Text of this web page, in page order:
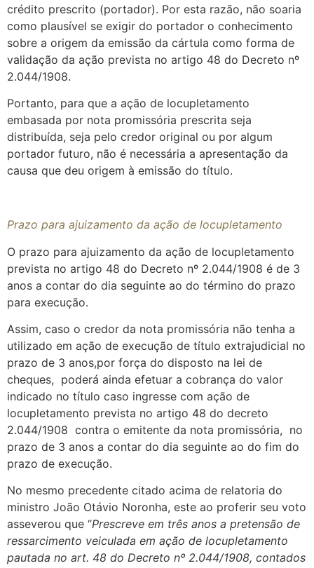
crédito prescrito (portador). Por esta razão, não soaria
como plausível se exigir do portador o conhecimento
sobre a origem da emissão da cártula como forma de
validação da ação prevista no artigo 48 do Decreto nº
2.044/1908.
Portanto, para que a ação de locupletamento
embasada por nota promissória prescrita seja
distribuída, seja pelo credor original ou por algum
portador futuro, não é necessária a apresentação da
causa que deu origem à emissão do título.
Prazo para ajuizamento da ação de locupletamento
O prazo para ajuizamento da ação de locupletamento
prevista no artigo 48 do Decreto nº 2.044/1908 é de 3
anos a contar do dia seguinte ao do término do prazo
para execução.
Assim, caso o credor da nota promissória não tenha a
utilizado em ação de execução de título extrajudicial no
prazo de 3 anos,por força do disposto na lei de
cheques, poderá ainda efetuar a cobrança do valor
indicado no título caso ingresse com ação de
locupletamento prevista no artigo 48 do decreto
2.044/1908 contra o emitente da nota promissória, no
prazo de 3 anos a contar do dia seguinte ao do fim do
prazo de execução.
No mesmo precedente citado acima de relatoria do
ministro João Otávio Noronha, este ao proferir seu voto
asseverou que “Prescreve em três anos a pretensão de
ressarcimento veiculada em ação de locupletamento
pautada no art. 48 do Decreto nº 2.044/1908, contados